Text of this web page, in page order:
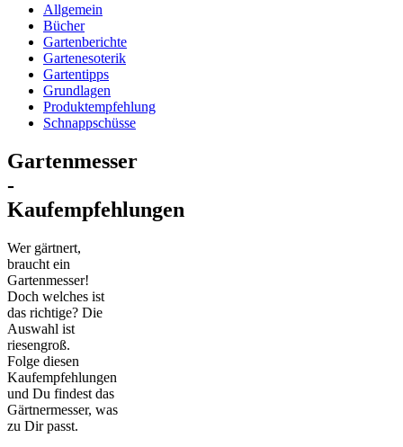
Allgemein
Bücher
Gartenberichte
Gartenesoterik
Gartentipps
Grundlagen
Produktempfehlung
Schnappschüsse
Gartenmesser
-
Kaufempfehlungen
Wer gärtnert,
braucht ein
Gartenmesser!
Doch welches ist
das richtige? Die
Auswahl ist
riesengroß.
Folge diesen
Kaufempfehlungen
und Du findest das
Gärtnermesser, was
zu Dir passt.